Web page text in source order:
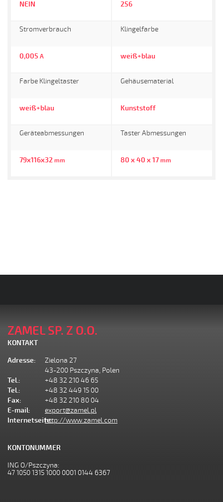
NEIN 256
Stromverbrauch
0,005 A
Klingelfarbe
weiß+blau
Farbe Klingeltaster
weiß+blau
Gehäusematerial
Kunststoff
Geräteabmessungen
79x116x32 mm
Taster Abmessungen
80 x 40 x 17 mm
ZAMEL SP. Z O.O.
KONTAKT
Adresse:
Zielona 27
43-200 Pszczyna, Polen
Tel.:
+48 32 210 46 65
Tel.:
+48 32 449 15 00
Fax:
+48 32 210 80 04
E-mail:
export@zamel.pl
Internetseite:http://www.zamel.com
KONTONUMMER
ING O/Pszczyna:
47 1050 1315 1000 0001 0144 6367